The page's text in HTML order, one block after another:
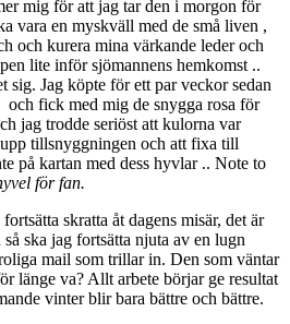
mig för att jag tar den i morgon för
vara en myskväll med de små liven ,
och kurera mina värkande leder och
lite inför sjömannens hemkomst ..
sig. Jag köpte för ett par veckor sedan
fick med mig de snygga rosa för
jag trodde seriöst att kulorna var
tillsnyggningen och att fixa till
på kartan med dess hyvlar .. Note to
för fan.
skratta åt dagens misär, det är
ska jag fortsätta njuta av en lugn
mail som trillar in. Den som väntar
länge va? Allt arbete börjar ge resultat
vinter blir bara bättre och bättre.